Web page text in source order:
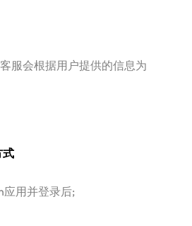
服会根据用户提供的信息为
式
应用并登录后;